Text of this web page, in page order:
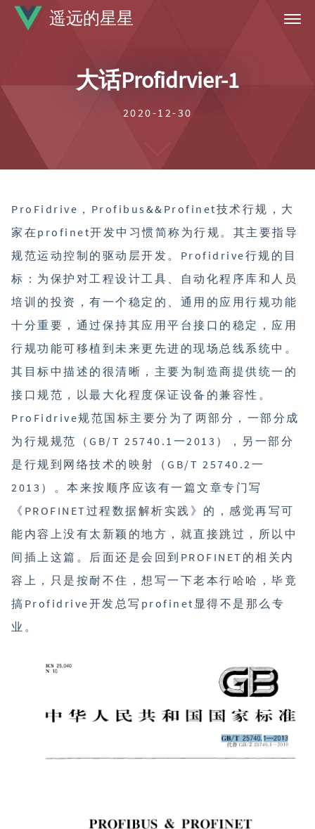
遥远的星星
标签
归档
大话Profidrvier-1
2020-12-30
ProFidrive，Profibus&&Profinet技术行规，大
家在profinet开发中习惯简称为行规。其主要指导
规范运动控制的驱动层开发。Profidrive行规的目
标：为保护对工程设计工具、自动化程序库和人员
培训的投资，有一个稳定的、通用的应用行规功能
十分重要，通过保持其应用平台接口的稳定，应用
行规功能可移植到未来更先进的现场总线系统中。
其目标中描述的很清晰，主要为制造商提供统一的
接口规范，以最大化程度保证设备的兼容性。
ProFidrive规范国标主要分为了两部分，一部分成
为行规规范（GB/T 25740.1一2013），另一部分
是行规到网络技术的映射（GB/T 25740.2一
2013）。本来按顺序应该有一篇文章专门写
《PROFINET过程数据解析实践》的，感觉再写可
能内容上没有太新颖的地方，就直接跳过，所以中
间插上这篇。后面还是会回到PROFINET的相关内
容上，只是按耐不住，想写一下老本行哈哈，毕竟
搞Profidrive开发总写profinet显得不是那么专
业。